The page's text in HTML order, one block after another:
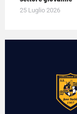
25 Luglio 2026